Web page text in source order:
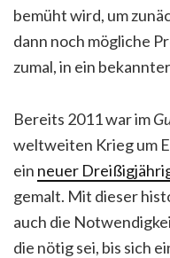
bemüht wird, um
dann noch mögliche
zumal, in ein
Bereits 2011 war im
weltweiten Krieg um
ein neuer
gemalt. Mit dieser
auch die
die nötig sei, bis sich